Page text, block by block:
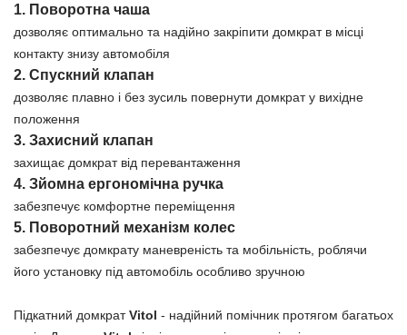
1. Поворотна чаша
дозволяє оптимально та надійно закріпити домкрат в місці
контакту знизу автомобіля
2. Спускний клапан
дозволяє плавно і без зусиль повернути домкрат у вихідне
положення
3. Захисний клапан
захищає домкрат від перевантаження
4. Зйомна ергономічна ручка
забезпечує комфортне переміщення
5. Поворотний механізм колес
забезпечує домкрату маневреність та мобільність, роблячи
його установку під автомобіль особливо зручною
Підкатний домкратVitol - надійний помічник протягом багатьох